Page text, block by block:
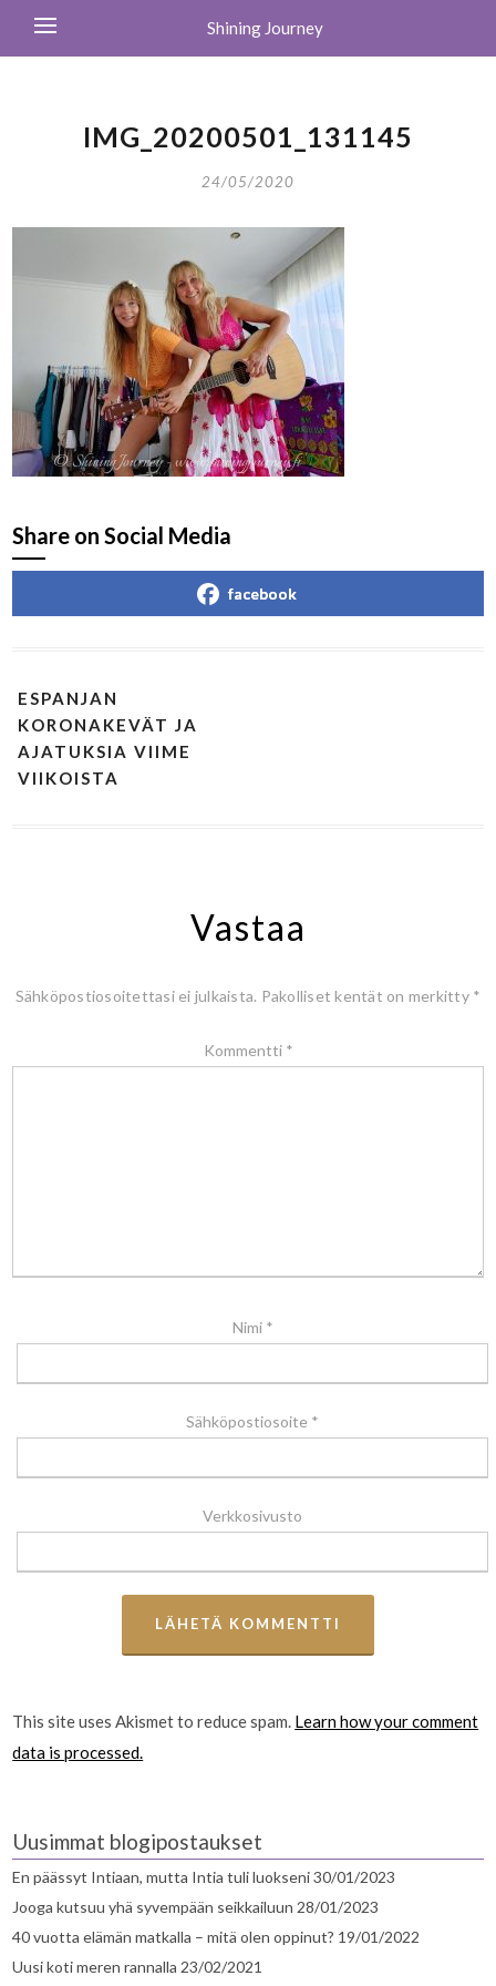
Shining Journey
IMG_20200501_131145
24/05/2020
Share on Social Media
facebook
ESPANJAN
KORONAKEVÄT JA
AJATUKSIA VIIME
VIIKOISTA
Vastaa
Sähköpostiosoitettasi ei julkaista. Pakolliset kentät on merkitty *
Kommentti *
Nimi *
Sähköpostiosoite *
Verkkosivusto
This site uses Akismet to reduce spam. Learn how your comment
data is processed.
Uusimmat blogipostaukset
En päässyt Intiaan, mutta Intia tuli luokseni30/01/2023
Jooga kutsuu yhä syvempään seikkailuun 28/01/2023
40 vuotta elämän matkalla – mitä olen oppinut? 19/01/2022
Uusi koti meren rannalla 23/02/2021